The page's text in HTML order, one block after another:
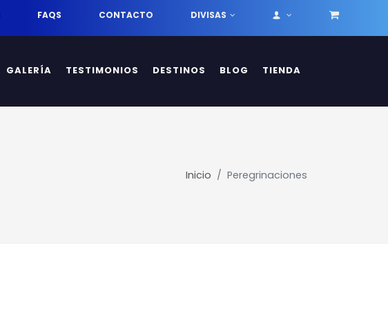
FAQS CONTACTO DIVISAS
GALERÍA TESTIMONIOS DESTINOS BLOG TIENDA
Inicio Peregrinaciones